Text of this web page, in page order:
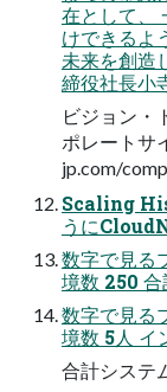
在として、
けできるよ
未来を創造
締役社長小
ビジョン・
ポレートサ
jp.com/
Scaling
うに
数字で見る
境数 250
数字で見る
境数 5人 イ
合計システ